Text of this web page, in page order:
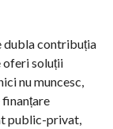
dubla contribuția
oferi soluții
nu muncesc,
finanțare
public-privat,